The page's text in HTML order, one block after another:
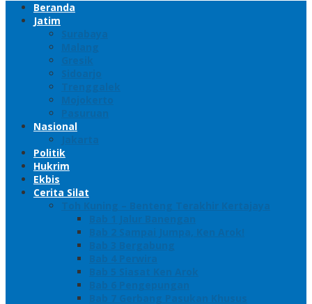
Beranda
Jatim
Surabaya
Malang
Gresik
Sidoarjo
Trenggalek
Mojokerto
Pasuruan
Nasional
Jakarta
Politik
Hukrim
Ekbis
Cerita Silat
Toh Kuning – Benteng Terakhir Kertajaya
Bab 1 Jalur Banengan
Bab 2 Sampai Jumpa, Ken Arok!
Bab 3 Bergabung
Bab 4 Perwira
Bab 5 Siasat Ken Arok
Bab 6 Pengepungan
Bab 7 Gerbang Pasukan Khusus